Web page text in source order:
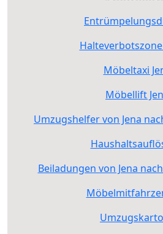
Halteverbotszone
Möbeltaxi
Möbellift
Umzugshelfer von Jena
Beiladungen von Jena